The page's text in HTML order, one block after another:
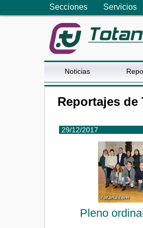
Secciones Servicios
Noticias
Reportajes de
29/12/2017
Pleno